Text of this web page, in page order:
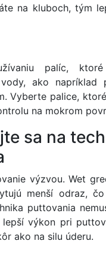
na kluboch, tým
palíc,
ako napríklad
Vyberte palice,
na mokrom
sa na
výzvou. Wet
menší odraz,
puttovania
výkon pri
ako na silu úderu.